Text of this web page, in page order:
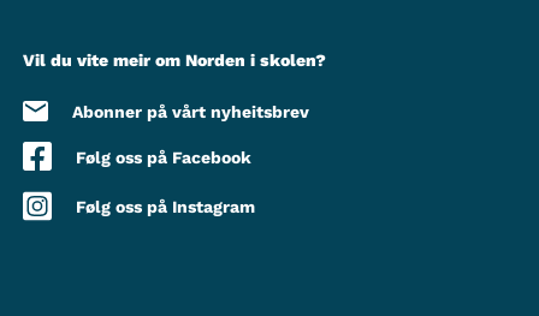
Vil du vite meir om Norden i skolen?
Abonner på vårt nyheitsbrev
Følg oss på Facebook
Følg oss på Instagram